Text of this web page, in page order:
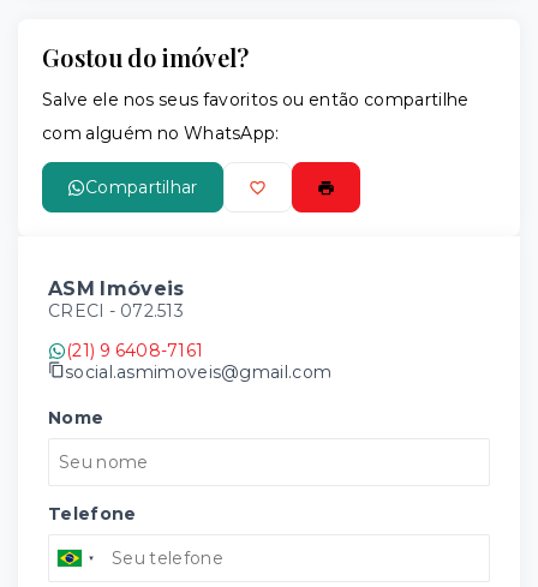
Gostou do imóvel?
Salve ele nos seus favoritos ou então compartilhe
com alguém no WhatsApp:
Compartilhar
ASM Imóveis
CRECI - 072.513
(21) 9 6408-7161
social.asmimoveis@gmail.com
Nome
Telefone